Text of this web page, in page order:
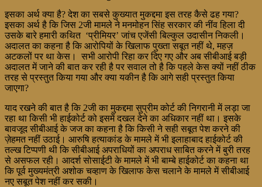
इसका अर्थ क्या है? देश का सबसे कुख्यात मुकद्दमा इस तरह कैसे ढह गया?
इसका अर्थ है कि जिस 2जी मामले ने मनमोहन सिंह सरकार की नींव हिला दी
उसके बारे हमारी कथित ‘प्रीमियर’ जांच एजेंसी बिल्कुल उदासीन निकली।
अदालत का कहना है कि आरोपियों के खिलाफ पुख्ता सबूत नहीं थे, महज़
अटकलों पर था केस। सभी आरोपी रिहा कर दिए गए और अब सीबीआई बड़ी
अदालत में जाने की बात कर रही है पर सवाल तो है कि पहले केस क्यों नहीं ठीक
तरह से प्रस्तुत किया गया और क्या यकीन है कि आगे सही प्रस्तुत किया
जाएगा?
याद रखने की बात है कि 2जी का मुकद्दमा सुप्रीम कोर्ट की निगरानी में लड़ा जा
रहा था किसी भी हाईकोर्ट को इसमें दखल देने का अधिकार नहीं था। इसके
बावजूद सीबीआई के जज का कहना है कि किसी ने सही सबूत पेश करने की
ज़ेहमत नहीं उठाई। आरुषि हत्याकांड के मामले में भी इलाहाबाद हाईकोर्ट की
तल्ख टिप्पणी थी कि सीबीआई अपराधियों का अपराध साबित करने में बुरी तरह
से असफल रही। आदर्श सोसाईटी के मामले में भी बाम्बे हाईकोर्ट का कहना था
कि पूर्व मुख्यमंत्री अशोक चव्हाण के खिलाफ केस चलाने के मामले में सीबीआई
नए सबूत पेश नहीं कर सकी।